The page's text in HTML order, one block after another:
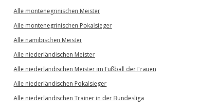
Alle montenegrinischen Meister
Alle montenegrinischen Pokalsieger
Alle namibischen Meister
Alle niederländischen Meister
Alle niederländischen Meister im Fußball der Frauen
Alle niederländischen Pokalsieger
Alle niederländischen Trainer in der Bundesliga